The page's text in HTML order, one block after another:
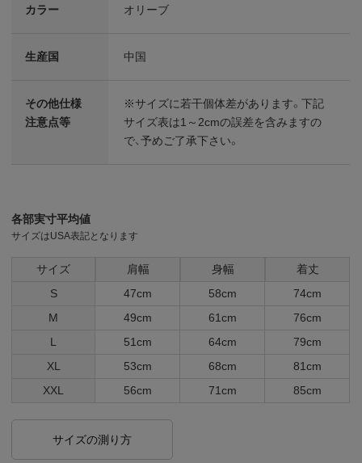
カラー オリーブ
生産国 中国
その他仕様
注意点等
※サイズに若干個体差があります。下記
サイズ表は1～2cmの誤差を含みますの
で、予めご了承下さい。
各部実寸平均値
サイズはUSA表記となります
サイズ 肩幅 身幅
着丈
S
47cm 58cm
74cm
M
49cm 61cm
76cm
L
51cm 64cm
79cm
XL
53cm 68cm
81cm
XXL
56cm 71cm 85cm
サイズの測り方